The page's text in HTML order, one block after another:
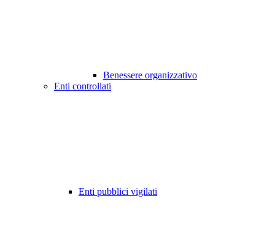
Benessere organizzativo
Enti controllati
Enti pubblici vigilati